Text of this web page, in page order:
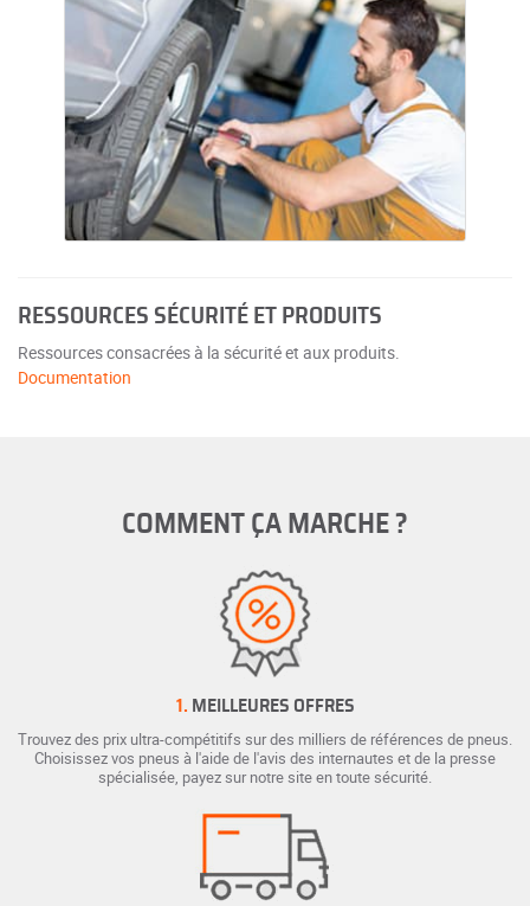
RESSOURCES SÉCURITÉ ET PRODUITS
Ressources consacrées à la sécurité et aux produits.
Documentation
COMMENT ÇA MARCHE ?
1. MEILLEURES OFFRES
Trouvez des prix ultra-compétitifs sur des milliers de références de pneus.
Choisissez vos pneus à l'aide de l'avis des internautes et de la presse
spécialisée, payez sur notre site en toute sécurité.